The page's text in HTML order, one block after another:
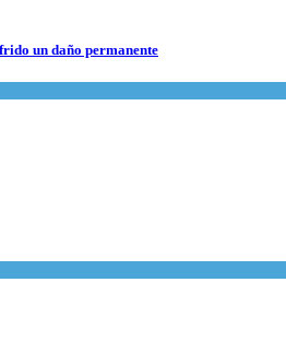
un daño permanente